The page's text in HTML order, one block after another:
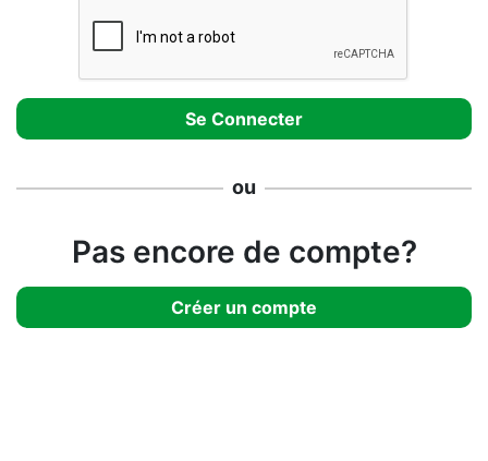
ou
Pas encore de compte?
Créer un compte